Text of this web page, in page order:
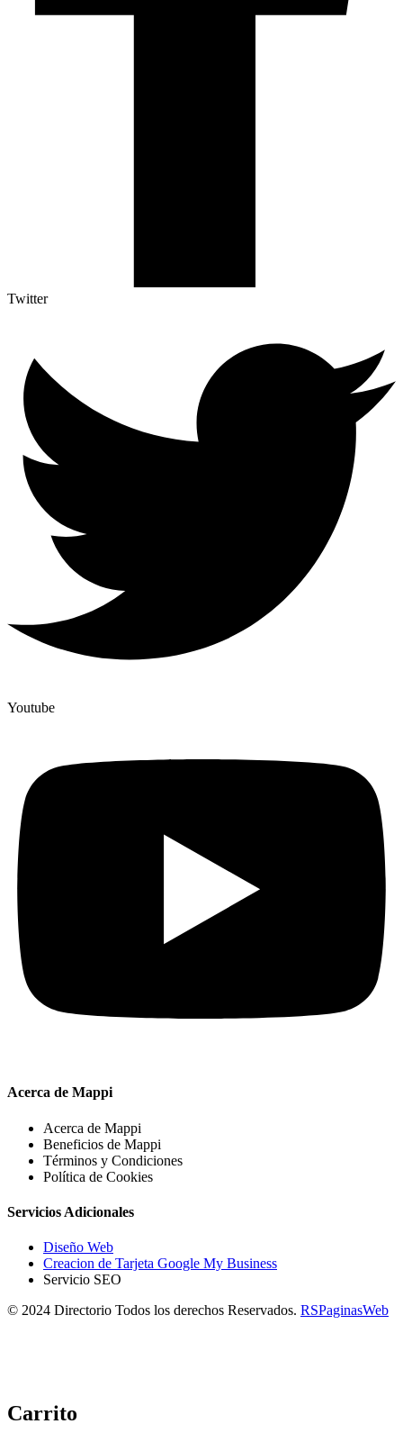
Twitter
Youtube
Acerca de Mappi
Acerca de Mappi
Beneficios de Mappi
Términos y Condiciones
Política de Cookies
Servicios Adicionales
Diseño Web
Creacion de Tarjeta Google My Business
Servicio SEO
© 2024 Directorio Todos los derechos Reservados. RSPaginasWeb
Carrito